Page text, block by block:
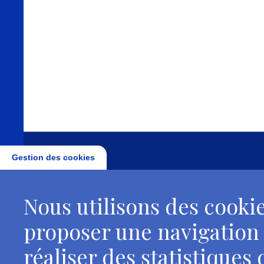
Gestion des cookies
Nous utilisons des
proposer une
réaliser des statistiques